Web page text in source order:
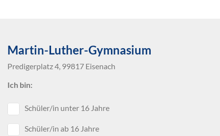
Martin-Luther-Gymnasium
Predigerplatz 4, 99817 Eisenach
Ich bin:
Schüler/in unter 16 Jahre
Schüler/in ab 16 Jahre